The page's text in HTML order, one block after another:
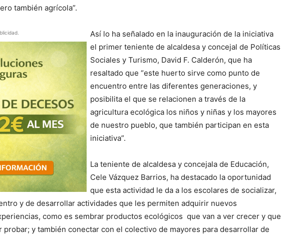
también agrícola”.
Así lo ha señalado en la inauguración de la iniciativa
el primer teniente de alcaldesa y concejal de Políticas
Sociales y Turismo, David F. Calderón, que ha
resaltado que “este huerto sirve como punto de
encuentro entre las diferentes generaciones, y
posibilita el que se relacionen a través de la
agricultura ecológica los niños y niñas y los mayores
de nuestro pueblo, que también participan en esta
iniciativa”.
La teniente de alcaldesa y concejala de Educación,
Cele Vázquez Barrios, ha destacado la oportunidad
que esta actividad le da a los escolares de socializar,
y de desarrollar actividades que les permiten adquirir nuevos
como es sembrar productos ecológicos que van a ver crecer y que
probar; y también conectar con el colectivo de mayores para desarrollar de